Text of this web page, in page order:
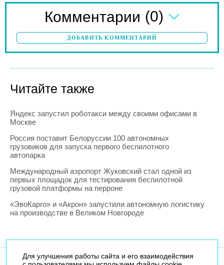
Комментарии (0)
ДОБАВИТЬ КОММЕНТАРИЙ
Читайте также
Яндекс запустил роботакси между своими офисами в
Москве
Россия поставит Белоруссии 100 автономных
грузовиков для запуска первого беспилотного
автопарка
Международный аэропорт Жуковский стал одной из
первых площадок для тестирования беспилотной
грузовой платформы на перроне
«ЭвоКарго» и «Акрон» запустили автономную логистику
на производстве в Великом Новгороде
Для улучшения работы сайта и его взаимодействия